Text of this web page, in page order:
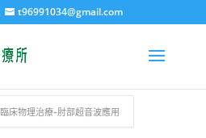
t96991034@gmail.com
臨床物理治療-肘部超音波應用